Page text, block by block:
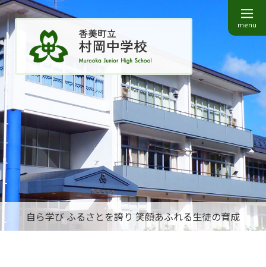
menu
自ら学び ふるさとを誇り 笑顔あふれる生徒の育成